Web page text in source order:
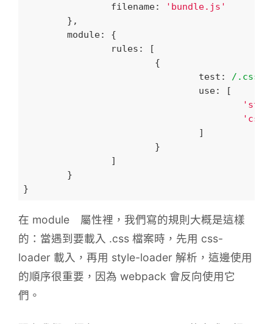
filename:
'bundle.js'
module: {
rules : [
test : /.css$/
'css-
在 module 屬性裡，我們寫的規則大概是這樣
的：當遇到要載入 .css 檔案時，先用 css-
loader 載入，再用 style-loader 解析，這邊使用
的順序很重要，因為 webpack 會反向使用它
們。